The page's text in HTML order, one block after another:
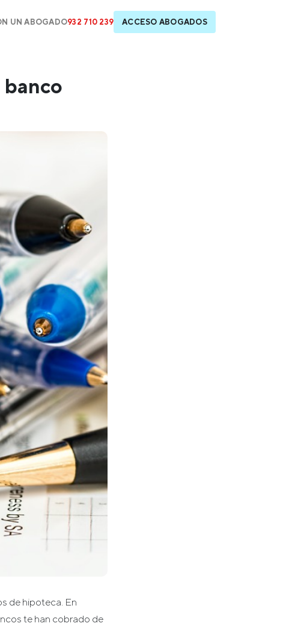
UN ABOGADO932 710 239 ACCESO ABOGADOS
banco
de hipoteca. En
te han cobrado de